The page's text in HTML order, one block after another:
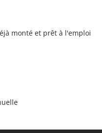
monté et prêt à l'emploi